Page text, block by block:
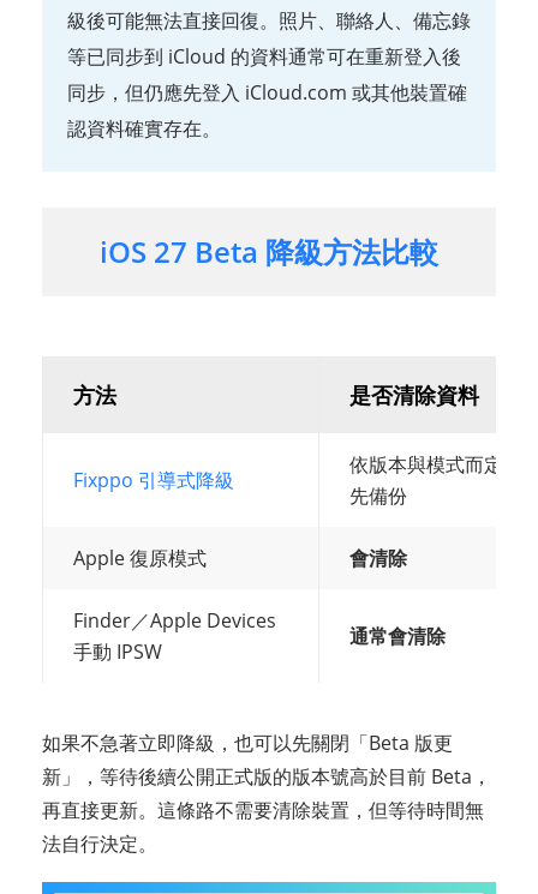
級後可能無法直接回復。照片、聯絡人、備忘錄
等已同步到 iCloud 的資料通常可在重新登入後
同步，但仍應先登入 iCloud.com 或其他裝置確
認資料確實存在。
iOS 27 Beta 降級方法比較
方法 是否清除資料
Fixppo 引導式降級
依版本與模式而定；
先備份
Apple 復原模式 會清除
Finder／Apple Devices
手動 IPSW
通常會清除
如果不急著立即降級，也可以先關閉「Beta 版更
新」，等待後續公開正式版的版本號高於目前 Beta，
再直接更新。這條路不需要清除裝置，但等待時間無
法自行決定。